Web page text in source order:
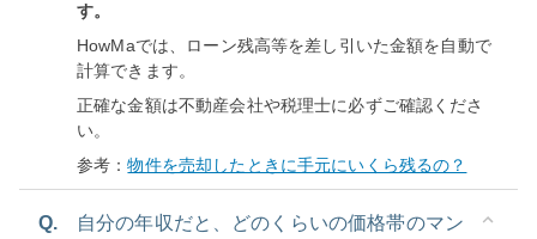
す。
HowMaでは、ローン残高等を差し引いた金額を自動で
計算できます。
正確な金額は不動産会社や税理士に必ずご確認くださ
い。
参考：物件を売却したときに手元にいくら残るの？
Q.
自分の年収だと、どのくらいの価格帯のマン